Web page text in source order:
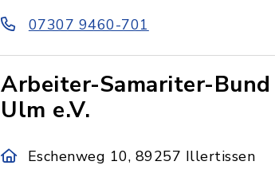
07307 9460-701
Arbeiter-Samariter-
Ulm e.V.
Eschenweg 10, 89257 Illertissen